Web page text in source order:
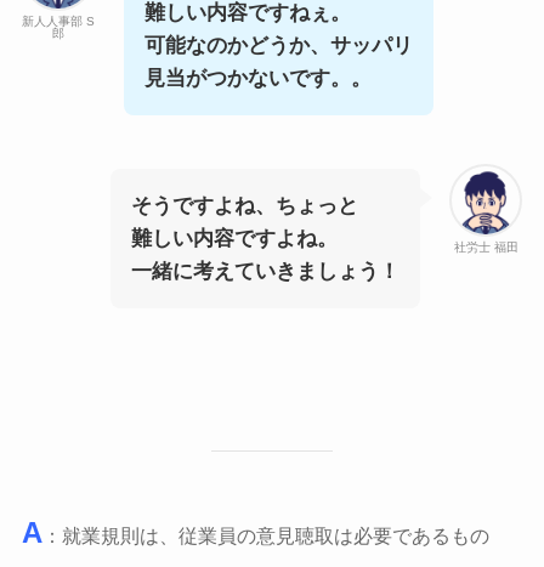
新人人事部 S
郎
難しい内容ですねぇ。
可能なのかどうか、サッパリ
見当がつかないです。。
社労士 福田
そうですよね、ちょっと
難しい内容ですよね。
一緒に考えていきましょう！
A：就業規則は、従業員の意見聴取は必要であるもの